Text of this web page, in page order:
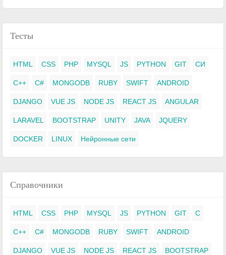
Тесты
HTML CSS PHP MYSQL JS PYTHON GIT СИ
C++ C# MONGODB RUBY SWIFT ANDROID
DJANGO VUE JS NODE JS REACT JS ANGULAR
LARAVEL BOOTSTRAP UNITY JAVA JQUERY
DOCKER LINUX Нейронные сети
Справочники
HTML CSS PHP MYSQL JS PYTHON GIT C
C++ C# MONGODB RUBY SWIFT ANDROID
DJANGO VUE JS NODE JS REACT JS BOOTSTRAP